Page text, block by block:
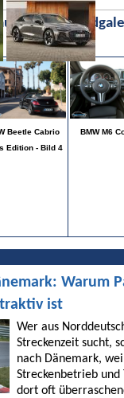
unserer
Beetle Cabrio
Edition - Bild 4
BMW M6
Warum
ist
Wer aus
Streckenzeit sucht,
nach Dänemark,
Streckenbetrieb
dort oft